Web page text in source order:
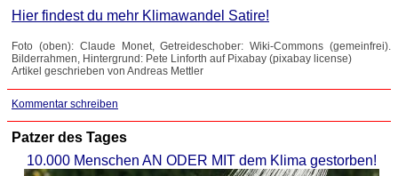
Hier findest du mehr Klimawandel Satire!
Foto (oben): Claude Monet, Getreideschober: Wiki-Commons (gemeinfrei).
Bilderrahmen, Hintergrund: Pete Linforth auf Pixabay (pixabay license)
Artikel geschrieben von Andreas Mettler
Kommentar schreiben
Patzer des Tages
10.000 Menschen AN ODER MIT dem Klima gestorben!